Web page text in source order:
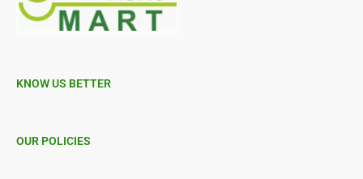
KNOW US BETTER
OUR POLICIES